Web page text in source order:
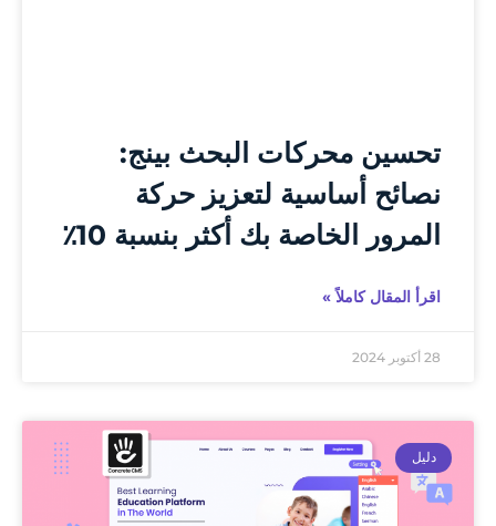
تحسين محركات البحث بينج:
نصائح أساسية لتعزيز حركة
المرور الخاصة بك أكثر بنسبة 10٪
اقرأ المقال كاملاً »
28 أكتوبر 2024
دليل